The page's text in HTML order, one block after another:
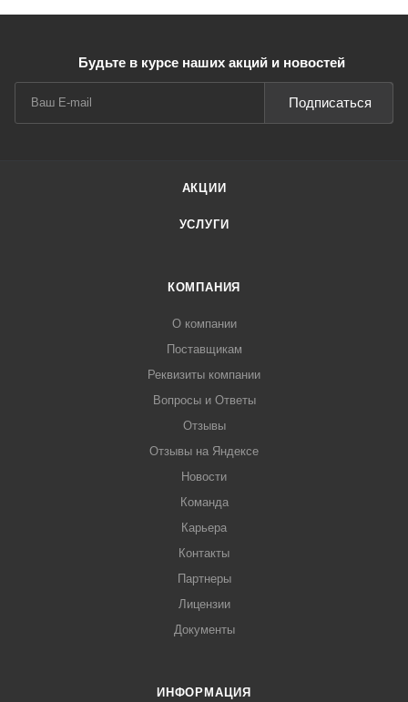
Будьте в курсе наших акций и новостей
Подписаться
АКЦИИ
УСЛУГИ
КОМПАНИЯ
О компании
Поставщикам
Реквизиты компании
Вопросы и Ответы
Отзывы
Отзывы на Яндексе
Новости
Команда
Карьера
Контакты
Партнеры
Лицензии
Документы
ИНФОРМАЦИЯ